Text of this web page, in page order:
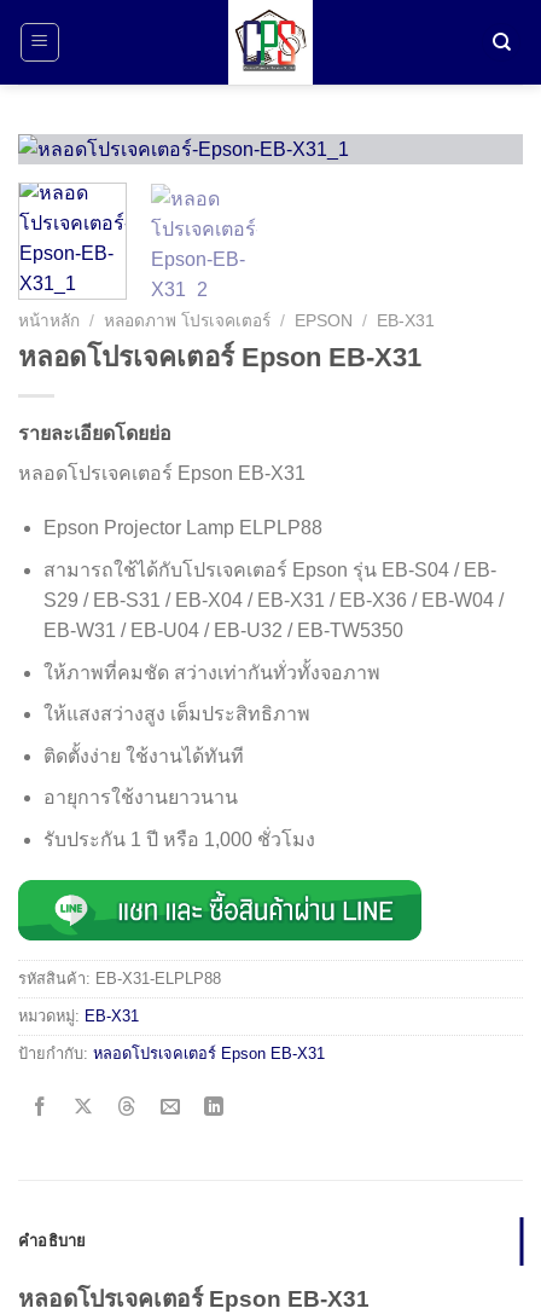
หน้าหลัก / หลอดภาพ โปรเจคเตอร์ / EPSON / EB-X31
หลอดโปรเจคเตอร์ Epson EB-X31
รายละเอียดโดยย่อ
หลอดโปรเจคเตอร์ Epson EB-X31
Epson Projector Lamp ELPLP88
สามารถใช้ได้กับโปรเจคเตอร์ Epson รุ่น EB-S04 / EB-
S29 / EB-S31 / EB-X04 / EB-X31 / EB-X36 / EB-W04 /
EB-W31 / EB-U04 / EB-U32 / EB-TW5350
ให้ภาพที่คมชัด สว่างเท่ากันทั่วทั้งจอภาพ
ให้แสงสว่างสูง เต็มประสิทธิภาพ
ติดตั้งง่าย ใช้งานได้ทันที
อายุการใช้งานยาวนาน
รับประกัน 1 ปี หรือ 1,000 ชั่วโมง
รหัสสินค้า: EB-X31-ELPLP88
หมวดหมู่: EB-X31
ป้ายกำกับ: หลอดโปรเจคเตอร์ Epson EB-X31
คำอธิบาย
หลอดโปรเจคเตอร์ Epson EB-X31